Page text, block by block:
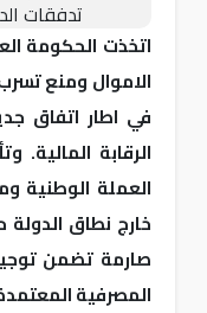
اتخذت الحكومة
الاموال ومنع
في اطار اتفاق
الرقابة
العملة الوطنية
خارج نطاق
صارمة تضمن
المصرفية